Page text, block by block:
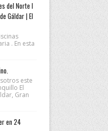
del Norte I
Gáldar | El
. En esta
este
El
Gran
en 24